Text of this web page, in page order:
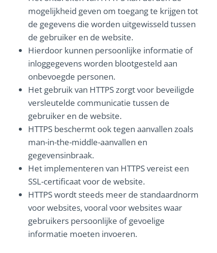
mogelijkheid geven om toegang te krijgen tot
de gegevens die worden uitgewisseld tussen
de gebruiker en de website.
Hierdoor kunnen persoonlijke informatie of
inloggegevens worden blootgesteld aan
onbevoegde personen.
Het gebruik van HTTPS zorgt voor beveiligde
versleutelde communicatie tussen de
gebruiker en de website.
HTTPS beschermt ook tegen aanvallen zoals
man-in-the-middle-aanvallen en
gegevensinbraak.
Het implementeren van HTTPS vereist een
SSL-certificaat voor de website.
HTTPS wordt steeds meer de standaardnorm
voor websites, vooral voor websites waar
gebruikers persoonlijke of gevoelige
informatie moeten invoeren.